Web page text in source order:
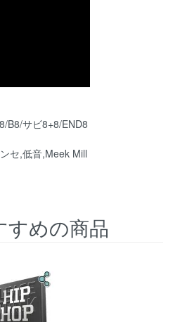
B8/サビ8+8/END8
セ,低音,Meek Mill
めの商品